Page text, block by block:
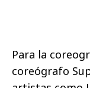
Para la
coreógrafo